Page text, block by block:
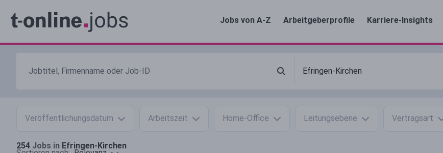
Jobs von A-Z Arbeitgeberprofile Karriere-Insights
Veröffentlichungsdatum Arbeitszeit Home-Office Leitungsebene Vertragsart
254 Jobs in Efringen-Kirchen